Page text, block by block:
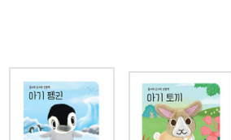
는 좋은 기회가 될 거예요. 시각과 촉각을 동시에! 소근육 힘을 키워
요. 따뜻한 색감과 사랑스럽고 쉽고 분명한
책은 아기들에게 풍부한 시각적 자극으로